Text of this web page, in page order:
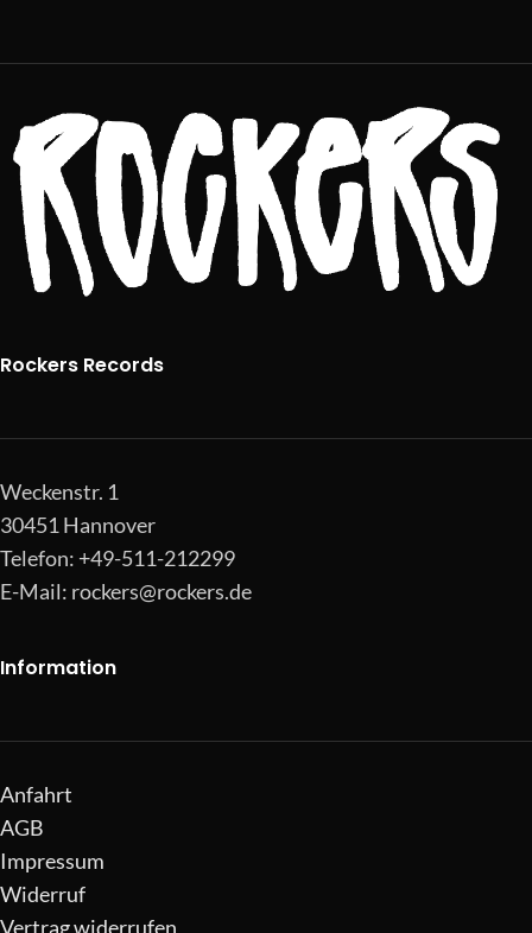
Rockers Records
Weckenstr. 1
30451 Hannover
Telefon: +49-511-212299
E-Mail: rockers@rockers.de
Information
Anfahrt
AGB
Impressum
Widerruf
Vertrag widerrufen